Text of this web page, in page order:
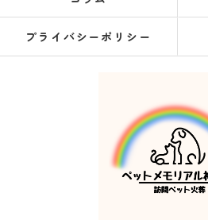
プライバシーポリシー